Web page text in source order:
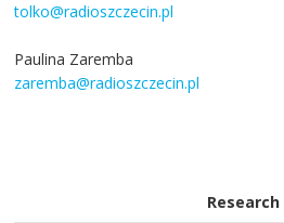
tolko@radioszczecin.pl
Paulina Zaremba
zaremba@radioszczecin.pl
Research